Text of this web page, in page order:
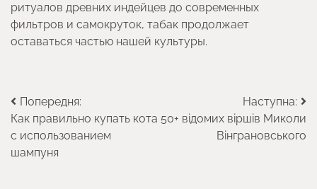
ритуалов древних индейцев до современных
фильтров и самокруток, табак продолжает
оставаться частью нашей культуры.
Навігація
записів
Попередня:
Как правильно купать кота
с использованием
шампуня
Наступна:
50+ відомих віршів Миколи
Вінграновського